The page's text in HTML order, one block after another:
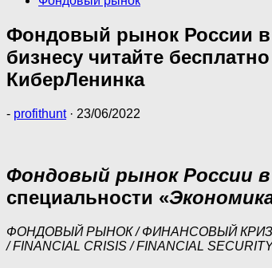
Фондовый рынок России в
бизнесу читайте
КиберЛенинка
- profithunt · 23/06/2022
Фондовый рынок России в
специальности «
ФОНДОВЫЙ РЫНОК / ФИНАНСОВЫЙ
/ FINANCIAL CRISIS / FINANCIAL